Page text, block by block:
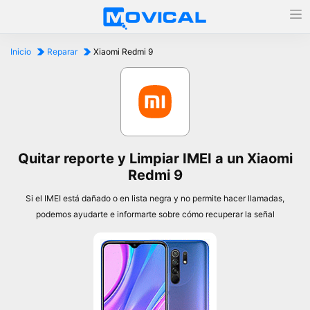
Inicio Reparar Xiaomi Redmi 9
Quitar reporte y Limpiar IMEI a un Xiaomi
Redmi 9
Si el IMEI está dañado o en lista negra y no permite hacer llamadas,
podemos ayudarte e informarte sobre cómo recuperar la señal